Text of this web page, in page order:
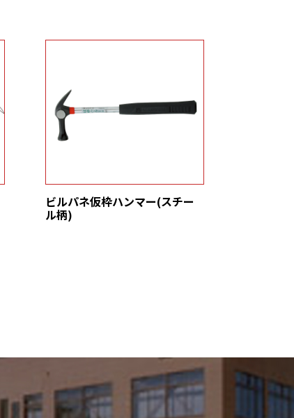
ビルパネ仮枠ハンマー(スチー
ル柄)